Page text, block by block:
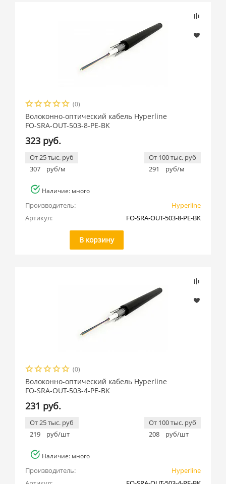
(0)
Волоконно-оптический кабель Hyperline
FO-SRA-OUT-503-8-PE-BK
323 руб.
От 25 тыс. руб
307
руб/м
От 100 тыс. руб
291
руб/м
Наличие: много
Производитель:
Hyperline
Артикул:
FO-SRA-OUT-503-8-PE-BK
В корзину
(0)
Волоконно-оптический кабель Hyperline
FO-SRA-OUT-503-4-PE-BK
231 руб.
От 25 тыс. руб
219
руб/шт
От 100 тыс. руб
208
руб/шт
Наличие: много
Производитель:
Hyperline